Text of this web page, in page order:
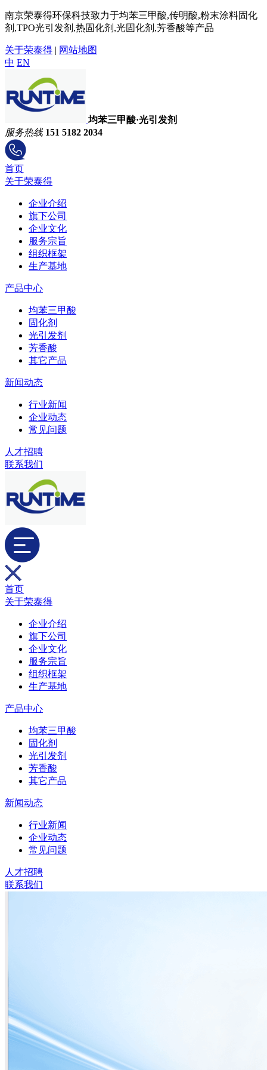
南京荣泰得环保科技致力于均苯三甲酸,传明酸,粉末涂料固化
剂,TPO光引发剂,热固化剂,光固化剂,芳香酸等产品
关于荣泰得 | 网站地图
中 EN
均苯三甲酸·光引发剂
服务热线 151 5182 2034
首页
关于荣泰得
企业介绍
旗下公司
企业文化
服务宗旨
组织框架
生产基地
产品中心
均苯三甲酸
固化剂
光引发剂
芳香酸
其它产品
新闻动态
行业新闻
企业动态
常见问题
人才招聘
联系我们
首页
关于荣泰得
企业介绍
旗下公司
企业文化
服务宗旨
组织框架
生产基地
产品中心
均苯三甲酸
固化剂
光引发剂
芳香酸
其它产品
新闻动态
行业新闻
企业动态
常见问题
人才招聘
联系我们